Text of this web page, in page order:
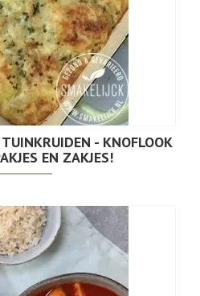
- KNOFLOOK
EN ZAKJES!